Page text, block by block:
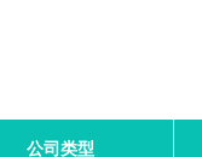
公司类型